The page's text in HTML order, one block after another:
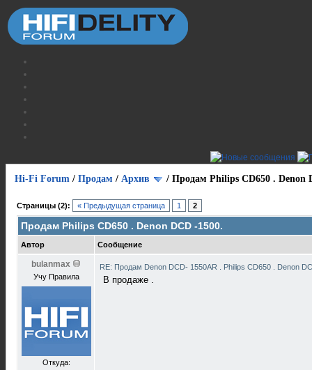
Hi-Fi Forum / Продам / Архив / Продам Philips CD650 . Denon
Страницы (2): « Предыдущая страница 1 2
Продам Philips CD650 . Denon DCD -1500.
Автор Сообщение
bulanmax
Учу Правила
Откуда:
RE: Продам Denon DCD- 1550AR . Philips CD650 . Denon
В продаже .